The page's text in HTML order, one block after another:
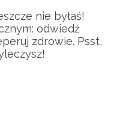
nie byłaś!
odwiedź
zdrowie. Psst,